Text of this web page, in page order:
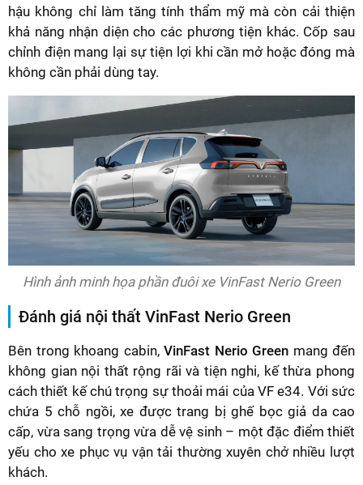
hậu không chỉ làm tăng tính thẩm mỹ mà còn cải thiện
khả năng nhận diện cho các phương tiện khác. Cốp sau
chỉnh điện mang lại sự tiện lợi khi cần mở hoặc đóng mà
không cần phải dùng tay.
Hình ảnh minh họa phần đuôi xe VinFast Nerio Green
Đánh giá nội thất VinFast Nerio Green
Bên trong khoang cabin, VinFast Nerio Green mang đến
không gian nội thất rộng rãi và tiện nghi, kế thừa phong
cách thiết kế chú trọng sự thoải mái của VF e34. Với sức
chứa 5 chỗ ngồi, xe được trang bị ghế bọc giả da cao
cấp, vừa sang trọng vừa dễ vệ sinh – một đặc điểm thiết
yếu cho xe phục vụ vận tải thường xuyên chở nhiều lượt
khách.